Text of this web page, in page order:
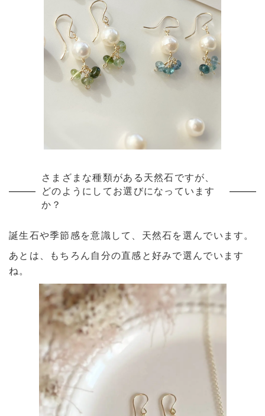
さまざまな種類がある天然石ですが、
どのようにしてお選びになっています
か？
誕生石や季節感を意識して、天然石を選んでいます。
あとは、もちろん自分の直感と好みで選んでいます
ね。